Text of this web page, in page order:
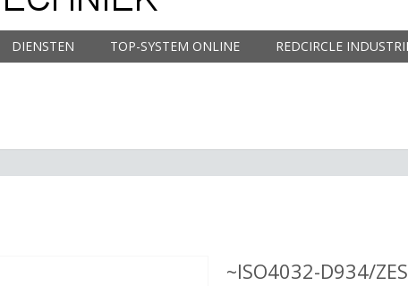
DIENSTEN TOP-SYSTEM ONLINE REDCIRCLE
~ISO4032-D934/